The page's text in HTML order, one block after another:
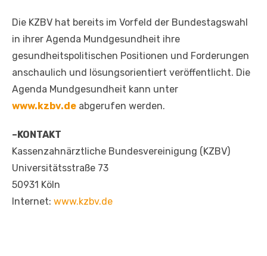
Die KZBV hat bereits im Vorfeld der Bundestagswahl
in ihrer Agenda Mundgesundheit ihre
gesundheitspolitischen Positionen und Forderungen
anschaulich und lösungsorientiert veröffentlicht. Die
Agenda Mundgesundheit kann unter
www.kzbv.de abgerufen werden.
–KONTAKT
Kassenzahnärztliche Bundesvereinigung (KZBV)
Universitätsstraße 73
50931 Köln
Internet: www.kzbv.de